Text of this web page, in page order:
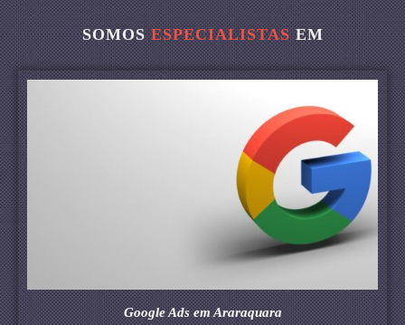
SOMOSESPECIALISTASEM
Google Ads em Araraquara